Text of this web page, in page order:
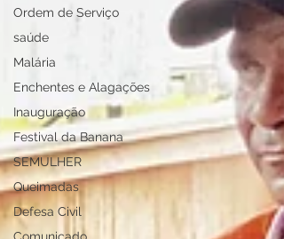
Ordem de Serviço
saúde
Malária
Enchentes e Alagações
Inauguração
Festival da Banana
SEMULHER
Queimadas
Defesa Civil